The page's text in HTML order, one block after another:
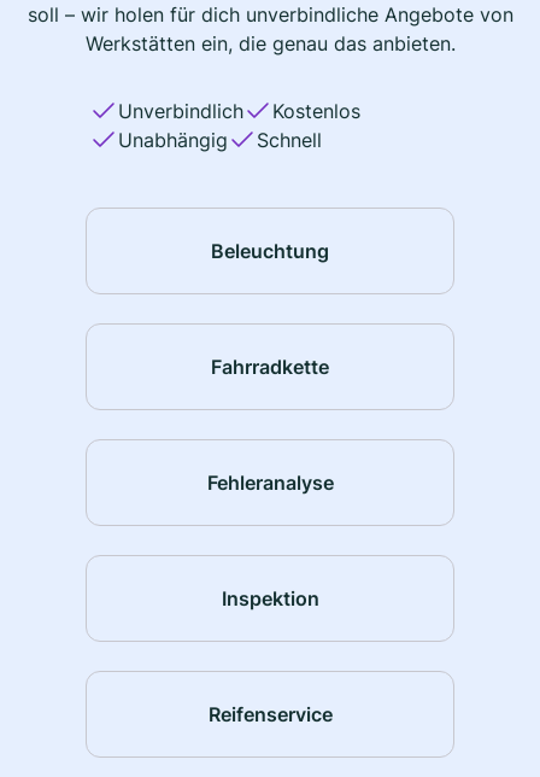
soll – wir holen für dich unverbindliche Angebote von
Werkstätten ein, die genau das anbieten.
Unverbindlich
Kostenlos
Unabhängig
Schnell
Beleuchtung
Fahrradkette
Fehleranalyse
Inspektion
Reifenservice